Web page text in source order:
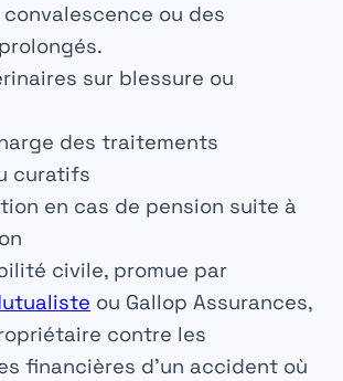
ou des
sur blessure ou
des traitements
curatifs
en cas de pension suite à
civile, promue par
ou Gallop Assurances,
contre les
financières d’un accident où